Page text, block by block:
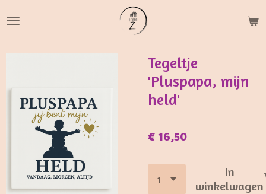
direct
de
Tegeltje
'Pluspapa, mijn
held'
€ 16,50
In
winkelwagen